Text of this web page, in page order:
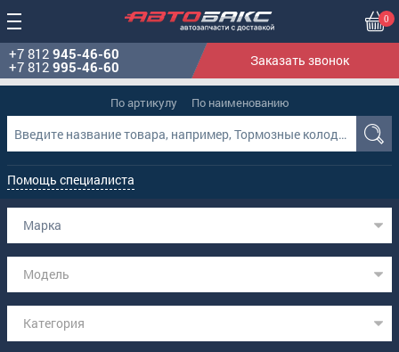
0
+7 812 945-46-60
+7 812 995-46-60 Заказать звонок
По артикулу По наименованию
Помощь специалиста
Марка
Модель
Категория